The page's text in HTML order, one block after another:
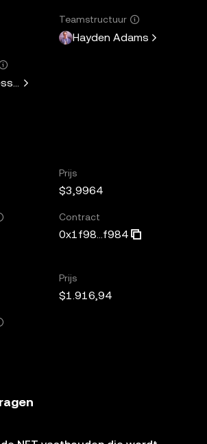
Teamstructuur
Hayden Adams
Horowitz, Paradigm, Variant Fund,
Prijs
$3,9964
Contract
0x1f98...f984
Prijs
$1.916,94